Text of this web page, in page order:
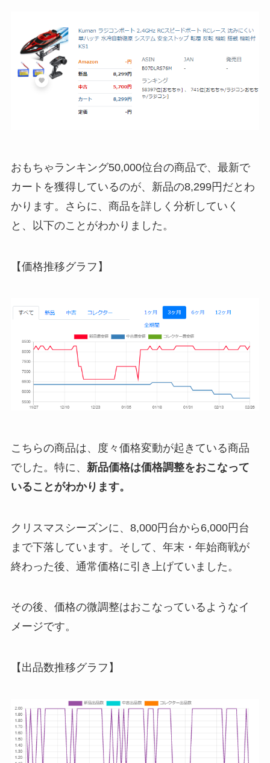
おもちゃランキング50,000位台の商品で、最新で
カートを獲得しているのが、新品の8,299円だとわ
かります。さらに、商品を詳しく分析していく
と、以下のことがわかりました。
【価格推移グラフ】
こちらの商品は、度々価格変動が起きている商品
でした。特に、 新品価格は価格調整をおこなって
いることがわかります。
クリスマスシーズンに、8,000円台から6,000円台
まで下落しています。そして、年末・年始商戦が
終わった後、通常価格に引き上げていました。
その後、価格の微調整はおこなっているようなイ
メージです。
【出品数推移グラフ】